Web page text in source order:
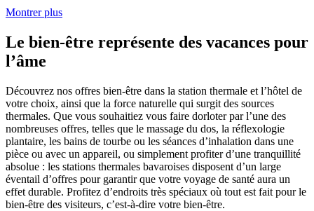
Montrer plus
Le bien-être représente des vacances pour
l’âme
Découvrez nos offres bien-être dans la station thermale et l’hôtel de
votre choix, ainsi que la force naturelle qui surgit des sources
thermales. Que vous souhaitiez vous faire dorloter par l’une des
nombreuses offres, telles que le massage du dos, la réflexologie
plantaire, les bains de tourbe ou les séances d’inhalation dans une
pièce ou avec un appareil, ou simplement profiter d’une tranquillité
absolue : les stations thermales bavaroises disposent d’un large
éventail d’offres pour garantir que votre voyage de santé aura un
effet durable. Profitez d’endroits très spéciaux où tout est fait pour le
bien-être des visiteurs, c’est-à-dire votre bien-être.